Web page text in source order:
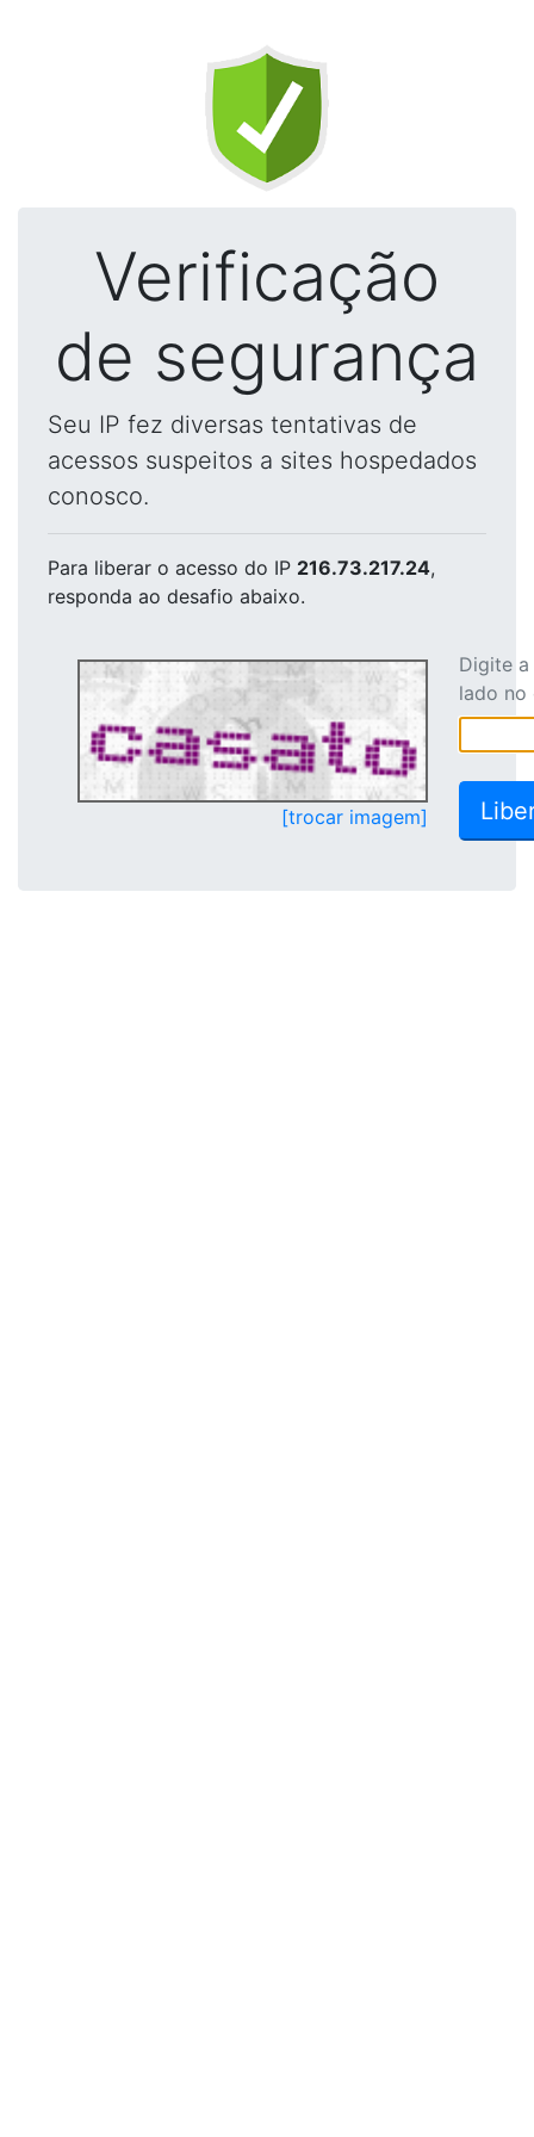
Verificação
de segurança
Seu IP fez diversas tentativas de
acessos suspeitos a sites hospedados
conosco.
Para liberar o acesso do IP 216.73.217.24,
responda ao desafio abaixo.
[trocar imagem]
Digite
lado no